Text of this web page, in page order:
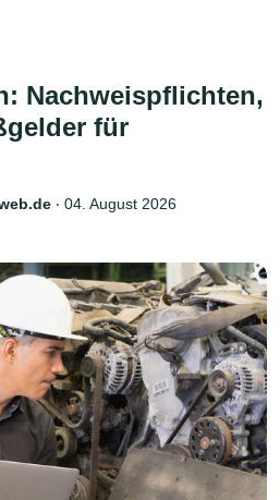
Nachweispflichten,
für
‧ 04. August 2026